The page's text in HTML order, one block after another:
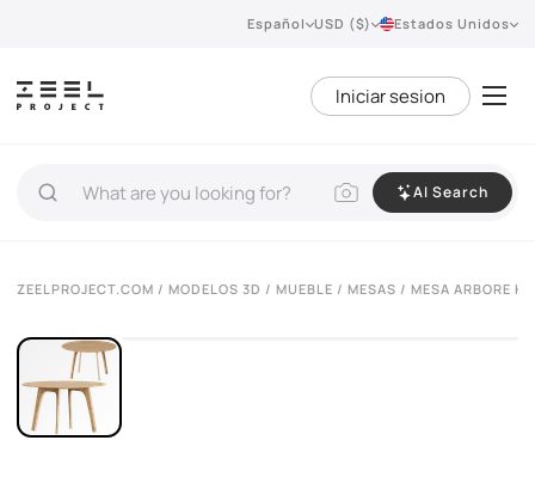
Español USD ($) Estados Unidos
Iniciar sesion
AI Search
ZEELPROJECT.COM / MODELOS 3D / MUEBLE / MESAS / MESA ARBORE
VIEW 360°